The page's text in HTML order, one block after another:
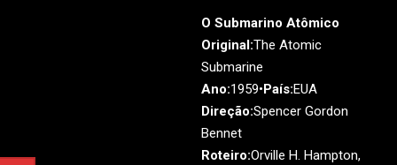
O Submarino Atômico
Original:The Atomic
Submarine
Ano:1959•País:EUA
Direção:Spencer Gordon
Bennet
Roteiro:Orville H. Hampton,